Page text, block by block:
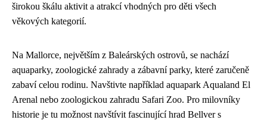
širokou škálu aktivit a atrakcí vhodných pro děti všech
věkových kategorií.
Na Mallorce, největším z Baleárských ostrovů, se nachází
aquaparky, zoologické zahrady a zábavní parky, které zaručeně
zabaví celou rodinu. Navštivte například aquapark Aqualand El
Arenal nebo zoologickou zahradu Safari Zoo. Pro milovníky
historie je tu možnost navštívit fascinující hrad Bellver s